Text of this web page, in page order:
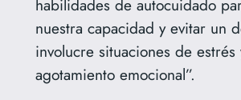
nuestra capacidad y evitar un
involucre situaciones de estrés
agotamiento emocional”.